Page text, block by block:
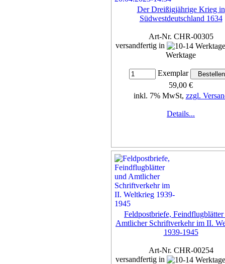
Der Dreißigjährige Krieg in
Südwestdeutschland 1634
Art-Nr. CHR-00305
versandfertig in
Werktage
Exemplar
59,00 €
inkl. 7% MwSt, zzgl.
Details...
Feldpostbriefe,
Amtlicher Schriftverkehr im II.
1939-1945
Art-Nr. CHR-00254
versandfertig in